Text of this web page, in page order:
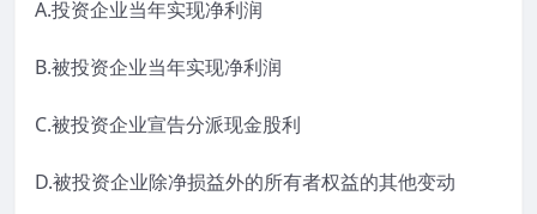
A.投资企业当年实现净利润
B.被投资企业当年实现净利润
C.被投资企业宣告分派现金股利
D.被投资企业除净损益外的所有者权益的其他变动